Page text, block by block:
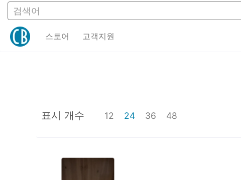
스토어
검색어
스토어 고객지원
표시 개수 12 24 36 48